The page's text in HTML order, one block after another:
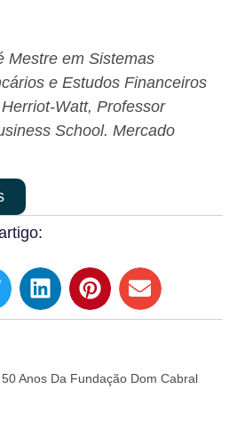
Mestre em Sistemas
e Estudos Financeiros
Watt, Professor
School. Mercado
50 Anos Da Fundação Dom Cabral